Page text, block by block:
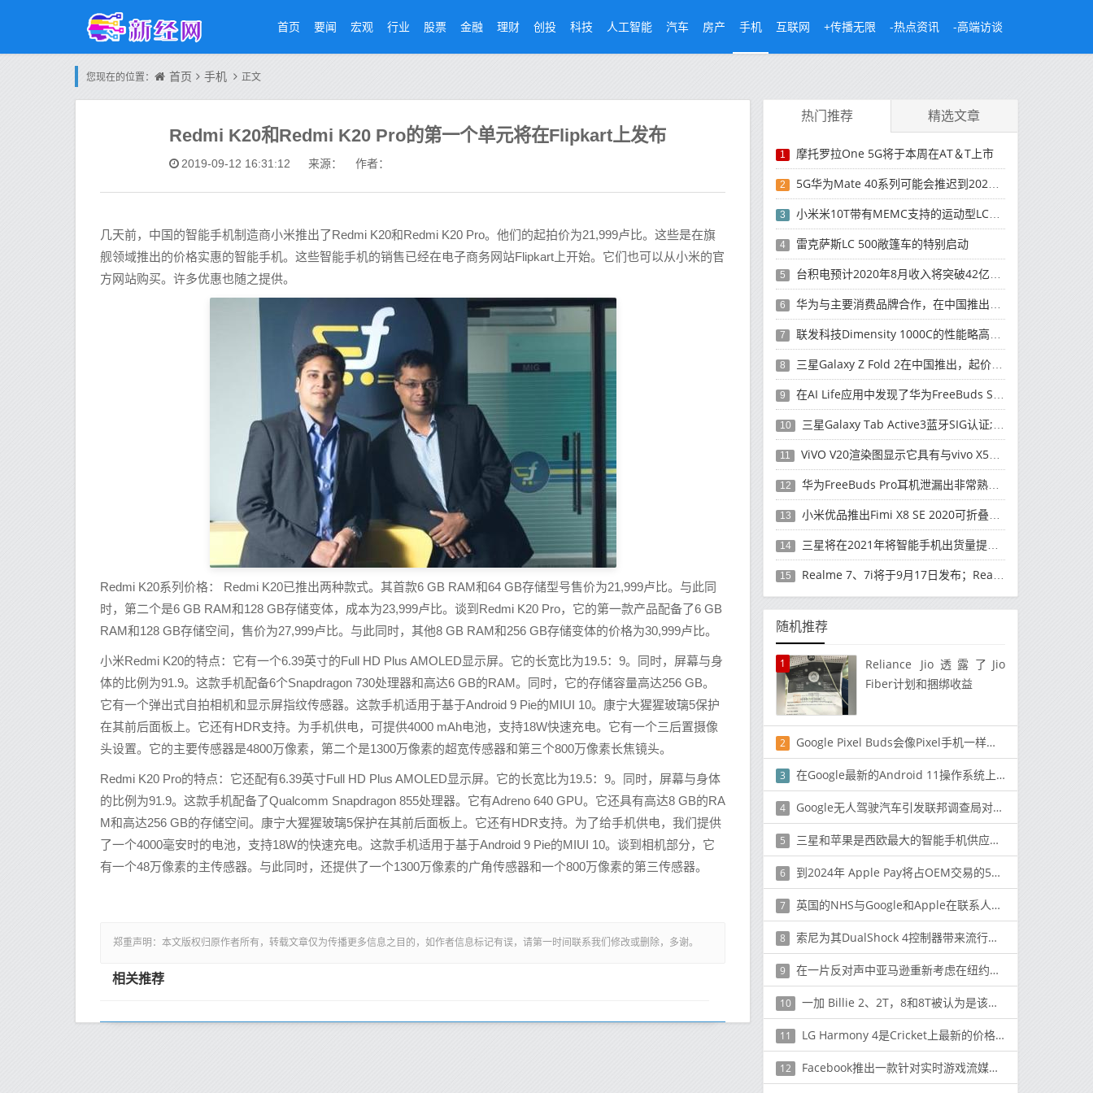
首页 要闻 宏观 行业 股票 金融 理财 创投 科技 人工智能 汽车 房产 手机 互联网 +传播无限 -热点资讯 -高端访谈
您现在的位置： 首页 手机 正文
Redmi K20和Redmi K20 Pro的第一个单元将在Flipkart上发布
2019-09-12 16:31:12 来源： 作者：
几天前，中国的智能手机制造商小米推出了Redmi K20和Redmi K20 Pro。他们的起拍价为21,999卢比。这些是在旗
舰领域推出的价格实惠的智能手机。这些智能手机的销售已经在电子商务网站Flipkart上开始。它们也可以从小米的官
方网站购买。许多优惠也随之提供。
Redmi K20系列价格： Redmi K20已推出两种款式。其首款6 GB RAM和64 GB存储型号售价为21,999卢比。与此同
时，第二个是6 GB RAM和128 GB存储变体，成本为23,999卢比。谈到Redmi K20 Pro，它的第一款产品配备了6 GB
RAM和128 GB存储空间，售价为27,999卢比。与此同时，其他8 GB RAM和256 GB存储变体的价格为30,999卢比。
小米Redmi K20的特点：它有一个6.39英寸的Full HD Plus AMOLED显示屏。它的长宽比为19.5：9。同时，屏幕与身
体的比例为91.9。这款手机配备6个Snapdragon 730处理器和高达6 GB的RAM。同时，它的存储容量高达256 GB。
它有一个弹出式自拍相机和显示屏指纹传感器。这款手机适用于基于Android 9 Pie的MIUI 10。康宁大猩猩玻璃5保护
在其前后面板上。它还有HDR支持。为手机供电，可提供4000 mAh电池，支持18W快速充电。它有一个三后置摄像
头设置。它的主要传感器是4800万像素，第二个是1300万像素的超宽传感器和第三个800万像素长焦镜头。
Redmi K20 Pro的特点：它还配有6.39英寸Full HD Plus AMOLED显示屏。它的长宽比为19.5：9。同时，屏幕与身体
的比例为91.9。这款手机配备了Qualcomm Snapdragon 855处理器。它有Adreno 640 GPU。它还具有高达8 GB的RA
M和高达256 GB的存储空间。康宁大猩猩玻璃5保护在其前后面板上。它还有HDR支持。为了给手机供电，我们提供
了一个4000毫安时的电池，支持18W的快速充电。这款手机适用于基于Android 9 Pie的MIUI 10。谈到相机部分，它
有一个48万像素的主传感器。与此同时，还提供了一个1300万像素的广角传感器和一个800万像素的第三传感器。
郑重声明：本文版权归原作者所有，转载文章仅为传播更多信息之目的，如作者信息标记有误，请第一时间联系我们修改或删除，多谢。
相关推荐
热门推荐 精选文章
1 摩托罗拉One 5G将于本周在AT＆T上市
2 5G华为Mate 40系列可能会推迟到2021年
3 小米米10T带有MEMC支持的运动型LCD屏幕
4 雷克萨斯LC 500敞篷车的特别启动
5 台积电预计2020年8月收入将突破42亿美元，创历史新高
6 华为与主要消费品牌合作，在中国推出采用HarmonyOS 2.0的智能家居产品
7 联发科技Dimensity 1000C的性能略高于Snapdragon 765G
8 三星Galaxy Z Fold 2在中国推出，起价为16,999元
9 在AI Life应用中发现了华为FreeBuds Studio耳机
10 三星Galaxy Tab Active3蓝牙SIG认证; 发布可能快要结束了
11 ViVO V20渲染图显示它具有与vivo X50 Pro类似的后部设计
12 华为FreeBuds Pro耳机泄漏出非常熟悉的设计
13 小米优品推出Fimi X8 SE 2020可折叠无人机
14 三星将在2021年将智能手机出货量提高至3亿部
15 Realme 7、7i将于9月17日发布；Realme 7i的完整规格并导致泄漏
随机推荐
1
Reliance Jio透露了Jio
Fiber计划和捆绑收益
2 Google Pixel Buds会像Pixel手机一样具有“功能下降”的功能
3 在Google最新的Android 11操作系统上运行的诺基亚5.3模型大行其道
4 Google无人驾驶汽车引发联邦调查局对犯罪用途的担忧
5 三星和苹果是西欧最大的智能手机供应商，小米紧随华为
6 到2024年 Apple Pay将占OEM交易的52%
7 英国的NHS与Google和Apple在联系人追踪方面发生冲突
8 索尼为其DualShock 4控制器带来流行的色彩
9 在一片反对声中亚马逊重新考虑在纽约投资25亿美元的园区
10 一加 Billie 2、2T，8和8T被认为是该品牌的下一款智能手机
11 LG Harmony 4是Cricket上最新的价格适中的手机
12 Facebook推出一款针对实时游戏流媒体的手机游戏应用